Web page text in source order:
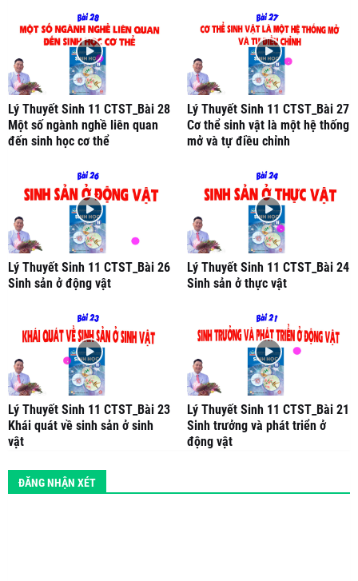
Lý Thuyết Sinh 11 CTST_Bài 28
Một số ngành nghề liên quan
đến sinh học cơ thể
Lý Thuyết Sinh 11 CTST_Bài 27
Cơ thể sinh vật là một hệ thống
mở và tự điều chỉnh
Lý Thuyết Sinh 11 CTST_Bài 26
Sinh sản ở động vật
Lý Thuyết Sinh 11 CTST_Bài 24
Sinh sản ở thực vật
Lý Thuyết Sinh 11 CTST_Bài 23
Khái quát về sinh sản ở sinh
vật
Lý Thuyết Sinh 11 CTST_Bài 21
Sinh trưởng và phát triển ở
động vật
ĐĂNG NHẬN XÉT